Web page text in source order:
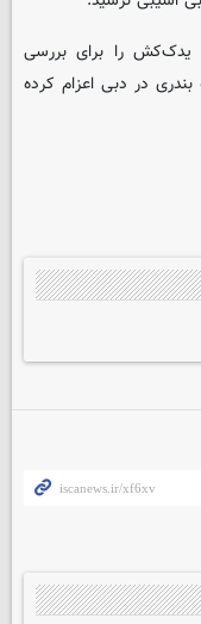
را برای بررسی
در دبی اعزام کرده